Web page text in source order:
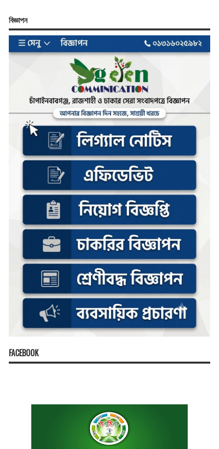
বিজ্ঞাপন
FACEBOOK